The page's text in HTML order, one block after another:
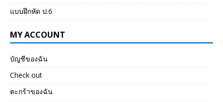
แบบฝึกหัด ป.6
MY ACCOUNT
บัญชีของฉัน
Check out
ตะกร้าของฉัน